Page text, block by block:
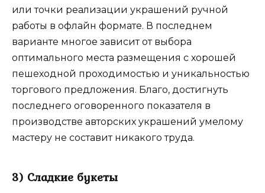
или точки реализации украшений ручной
работы в офлайн формате. В последнем
варианте многое зависит от выбора
оптимального места размещения с хорошей
пешеходной проходимостью и уникальностью
торгового предложения. Благо, достигнуть
последнего оговоренного показателя в
производстве авторских украшений умелому
мастеру не составит никакого труда.
3) Сладкие букеты